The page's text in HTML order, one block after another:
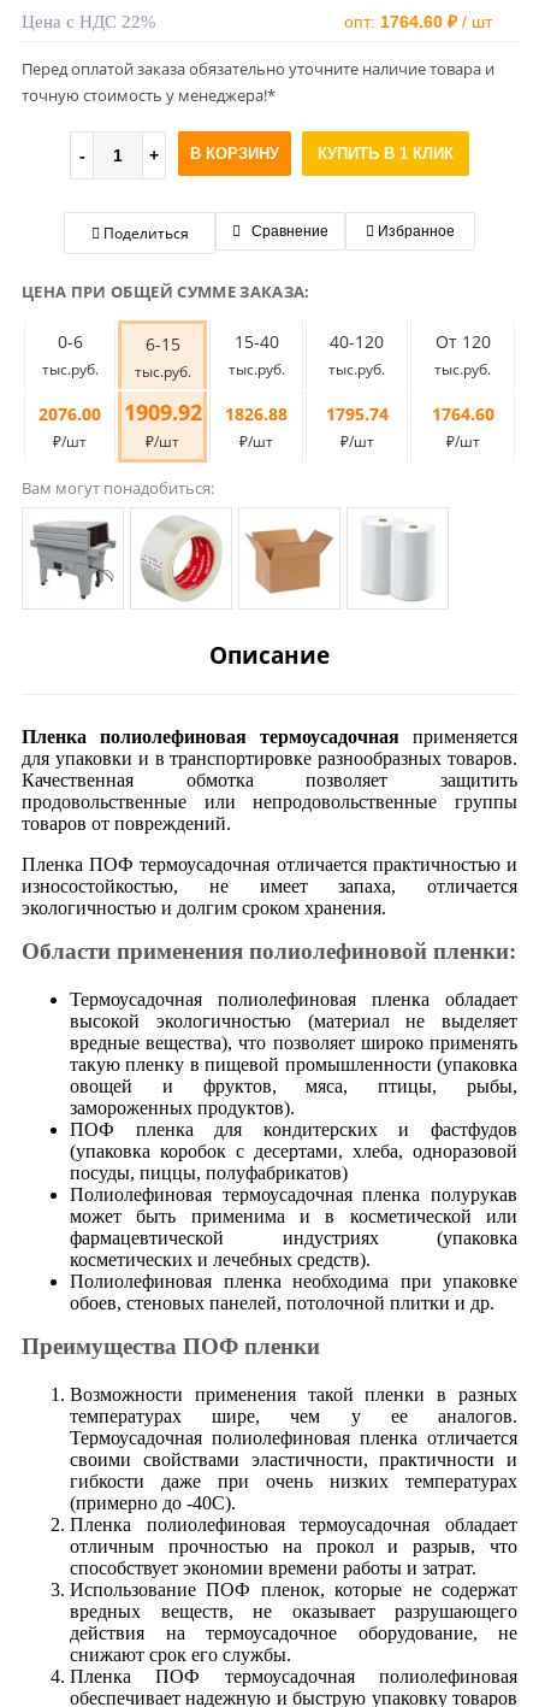
Цена с НДС 22% опт: 1764.60 ₽/ шт
Перед оплатой заказа обязательно уточните наличие товара и
точную стоимость у менеджера!*
В КОРЗИНУ КУПИТЬ В 1 КЛИК
Поделиться Сравнение Избранное
ЦЕНА ПРИ ОБЩЕЙ СУММЕ ЗАКАЗА:
0-6
тыс.руб.
6-15
тыс.руб.
15-40
тыс.руб.
40-120
тыс.руб.
От 120
тыс.руб.
2076.00
₽/шт
1909.92
₽/шт
1826.88
₽/шт
1795.74
₽/шт
1764.60
₽/шт
Вам могут понадобиться:
Описание
Пленка полиолефиновая термоусадочная применяется
для упаковки и в транспортировке разнообразных товаров.
Качественная обмотка позволяет защитить
продовольственные или непродовольственные группы
товаров от повреждений.
Пленка ПОФ термоусадочная отличается практичностью и
износостойкостью, не имеет запаха, отличается
экологичностью и долгим сроком хранения.
Области применения полиолефиновой пленки:
Термоусадочная полиолефиновая пленка обладает
высокой экологичностью (материал не выделяет
вредные вещества), что позволяет широко применять
такую пленку в пищевой промышленности (упаковка
овощей и фруктов, мяса, птицы, рыбы,
замороженных продуктов).
ПОФ пленка для кондитерских и фастфудов
(упаковка коробок с десертами, хлеба, одноразовой
посуды, пиццы, полуфабрикатов)
Полиолефиновая термоусадочная пленка полурукав
может быть применима и в косметической или
фармацевтической индустриях (упаковка
косметических и лечебных средств).
Полиолефиновая пленка необходима при упаковке
обоев, стеновых панелей, потолочной плитки и др.
Преимущества ПОФ пленки
Возможности применения такой пленки в разных
температурах шире, чем у ее аналогов.
Термоусадочная полиолефиновая пленка отличается
своими свойствами эластичности, практичности и
гибкости даже при очень низких температурах
(примерно до -40С).
Пленка полиолефиновая термоусадочная обладает
отличным прочностью на прокол и разрыв, что
способствует экономии времени работы и затрат.
Использование ПОФ пленок, которые не содержат
вредных веществ, не оказывает разрушающего
действия на термоусадочное оборудование, не
снижают срок его службы.
Пленка ПОФ термоусадочная полиолефиновая
обеспечивает надежную и быструю упаковку товаров